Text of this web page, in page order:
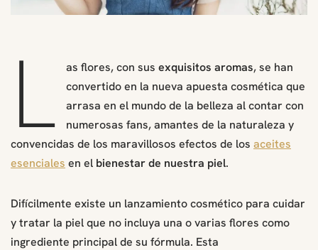
L as flores, con susexquisitos aromas, se han
convertido en la nueva apuesta cosmética que
arrasa en el mundo de la belleza al contar con
numerosas fans, amantes de la naturaleza y
convencidas de los maravillosos efectos de los aceites
esenciales en el bienestar de nuestra piel.
Difícilmente existe un lanzamiento cosmético para cuidar
y tratar la piel que no incluya una o varias flores como
ingrediente principal de su fórmula. Esta